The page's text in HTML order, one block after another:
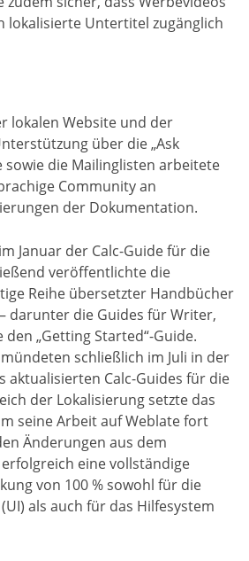
lokalisierte Untertitel zugänglich
lokalen Website und der
über die „Ask
sowie die Mailinglisten arbeitete
Community an
der Dokumentation.
Januar der Calc-Guide für die
veröffentlichte die
Reihe übersetzter Handbücher
darunter die Guides für Writer,
„Getting Started“-Guide.
schließlich im Juli in der
aktualisierten Calc-Guides für die
der Lokalisierung setzte das
seine Arbeit auf Weblate fort
Änderungen aus dem
eine vollständige
von 100 % sowohl für die
als auch für das Hilfesystem